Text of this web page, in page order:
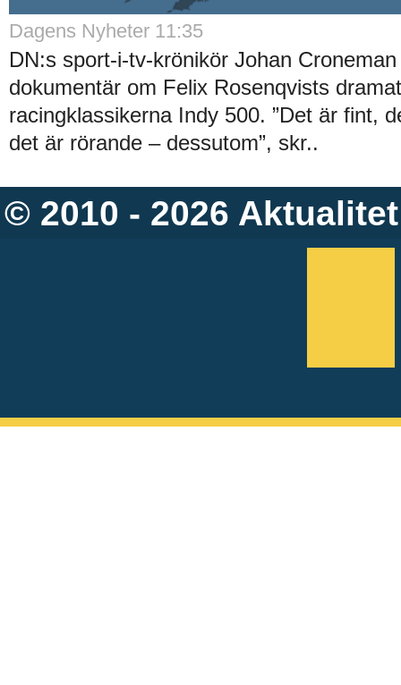
Dagens Nyheter 11:35
DN:s sport-i-tv-krönikör Johan
dokumentär om Felix Rosenqvists
racingklassikerna Indy 500. ”Det är fint,
det är rörande – dessutom”, skr..
© 2010 - 2026 Aktualitet